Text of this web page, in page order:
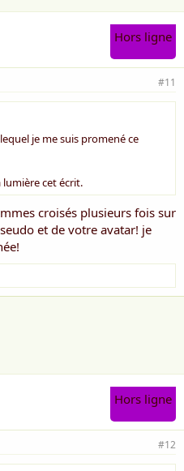
Hors ligne
#11
je me suis promené ce
lumière cet écrit.
croisés plusieurs fois sur
et de votre avatar! je
Hors ligne
#12